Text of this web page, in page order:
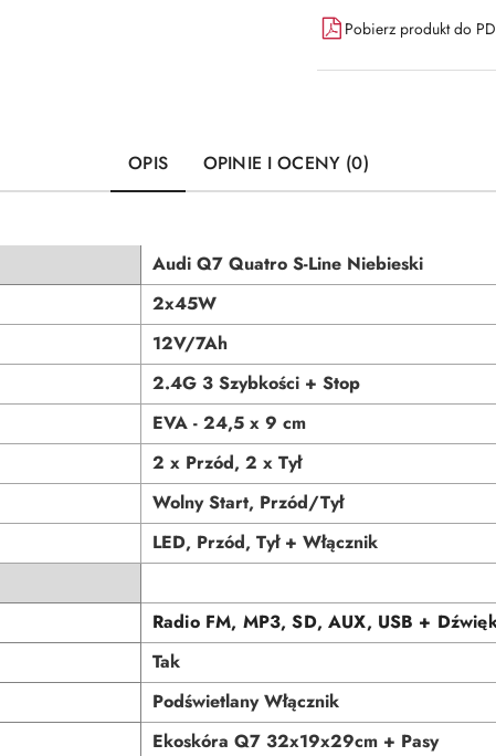
Pobierz produkt do
OPIS OPINIE I OCENY (0)
Audi Q7 Quatro S-Line Niebieski
2x45W
12V/7Ah
2.4G 3 Szybkości + Stop
EVA - 24,5 x 9 cm
2 x Przód, 2 x Tył
Wolny Start, Przód/Tył
LED, Przód, Tył + Włącznik
Radio FM, MP3, SD, AUX, USB +
Tak
Podświetlany Włącznik
Ekoskóra Q7 32x19x29cm + Pasy